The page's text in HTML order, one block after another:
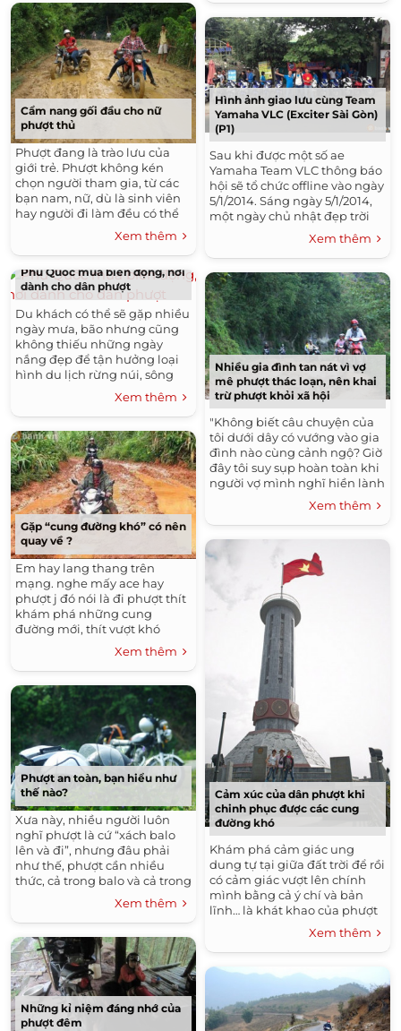
Cẩm nang gối đầu cho nữ
phượt thủ
Phượt đang là trào lưu của
giới trẻ. Phượt không kén
chọn người tham gia, từ các
bạn nam, nữ, dù là sinh viên
hay người đi làm đều có thể
là thành viên của một nhóm
phượt. Tuy nhiên, trước mỗi...
Xem thêm
Phú Quốc mùa biển động, nơi
dành cho dân phượt
Du khách có thể sẽ gặp nhiều
ngày mưa, bão nhưng cũng
không thiếu những ngày
nắng đẹp để tận hưởng loại
hình du lịch rừng núi, sông
suối biển đảo đa dạng ở Phú
Quốc. Từ tháng 4 đến tháng...
Xem thêm
Gặp “cung đường khó” có nên
quay về ?
Em hay lang thang trên
mạng. nghe mấy ace hay
phượt j đó nói là đi phượt thít
khám phá những cung
đường mới, thít vượt khó
khăn mạo hiểm. Zị nếu gặp
cung đường như vậy ace có đi
tiếp không ta ​ Ace...
Xem thêm
Phượt an toàn, bạn hiểu như
thế nào?
Xưa này, nhiều người luôn
nghĩ phượt là cứ “xách balo
lên và đi”, nhưng đâu phải
như thế, phượt cần nhiều
thức, cả trong balo và cả trong
“đầu”. ​Thời gian gần đây, từ
Xem thêm
Những kỉ niệm đáng nhớ của
phượt đêm
Hình ảnh giao lưu cùng Team
Yamaha VLC (Exciter Sài Gòn)
(P1)
Sau khi được một số ae
Yamaha Team VLC thông báo
hội sẽ tổ chức offline vào ngày
5/1/2014. Sáng ngày 5/1/2014,
một ngày chủ nhật đẹp trời
team 2banh.vn đã có dịp giao
lưu cùng ae hội Yamaha
Team VLC tại quán...
Xem thêm
Nhiều gia đình tan nát vì vợ
mê phượt thác loạn, nên khai
trừ phượt khỏi xã hội
"Không biết câu chuyện của
tôi dưới dây có vướng vào gia
đình nào cùng cảnh ngộ? Giờ
đây tôi suy sụp hoàn toàn khi
người vợ mình nghĩ hiền lành
bấy lâu nay lại có một cuộc
sống khác khi ở ngoài...
Xem thêm
Cảm xúc của dân phượt khi
chinh phục được các cung
đường khó
Khám phá cảm giác ung
dung tự tại giữa đất trời để rồi
có cảm giác vượt lên chính
mình bằng cả ý chí và bản
lĩnh… là khát khao của phượt
thủ để sải chân trên mọi nẻo
đường. Những địa...
Xem thêm